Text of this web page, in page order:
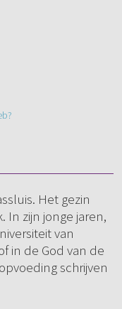
Het gezin
In zijn jonge jaren,
van
in de God van de
schrijven